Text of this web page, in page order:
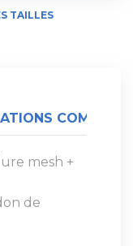
TAILLES
mesh +
de